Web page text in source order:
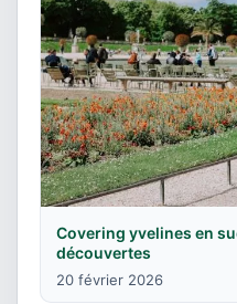
Covering yvelines en
découvertes
20 février 2026